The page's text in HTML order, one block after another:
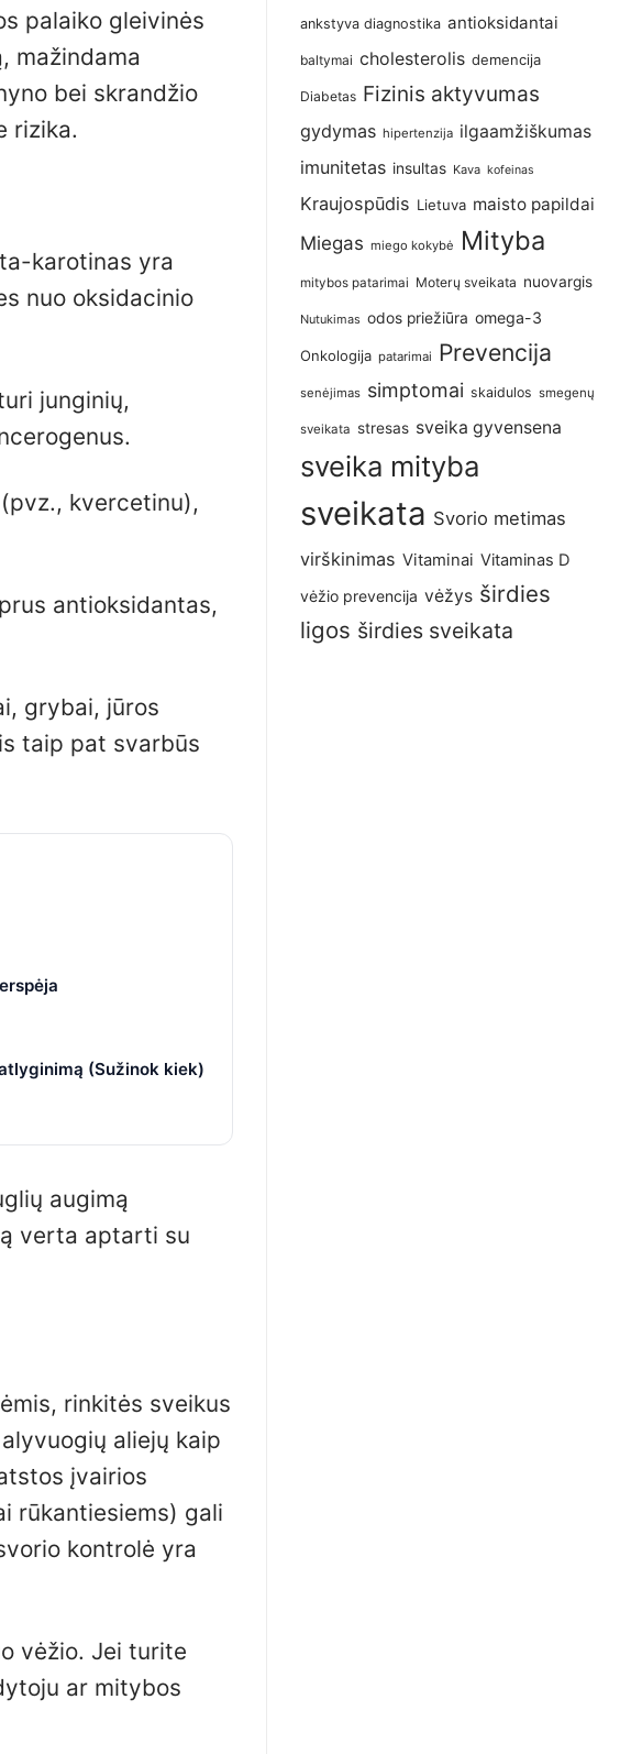
palaiko gleivinės
mažindama
bei skrandžio
rizika.
karotinas yra
nuo oksidacinio
junginių,
kvercetinu),
antioksidantas,
grybai, jūros
taip pat svarbūs
(Sužinok kiek)
augimą
verta aptarti su
rinkitės sveikus
aliejų kaip
įvairios
rūkantiesiems) gali
kontrolė yra
vėžio. Jei turite
ar mitybos
ankstyva diagnostika antioksidantai
baltymai cholesterolis demencija
Diabetas Fizinis aktyvumas
gydymas hipertenzija ilgaamžiškumas
imunitetas insultas Kava kofeinas
Kraujospūdis Lietuva maisto papildai
Miegas miego kokybė Mityba
mitybos patarimai Moterų sveikata nuovargis
Nutukimas odos priežiūra omega-3
Onkologija patarimai Prevencija
senėjimas simptomai skaidulos smegenų
sveikata stresas sveika gyvensena
sveika mityba
sveikata Svorio metimas
virškinimas Vitaminai Vitaminas D
vėžio prevencija vėžys širdies
ligos širdies sveikata